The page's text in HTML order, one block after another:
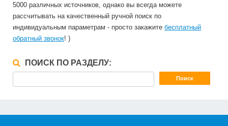
5000 различных источников, однако вы всегда можете
рассчитывать на качественный ручной поиск по
индивидуальным параметрам - просто закажите бесплатный
обратный звонок! )
ПОИСК ПО РАЗДЕЛУ: